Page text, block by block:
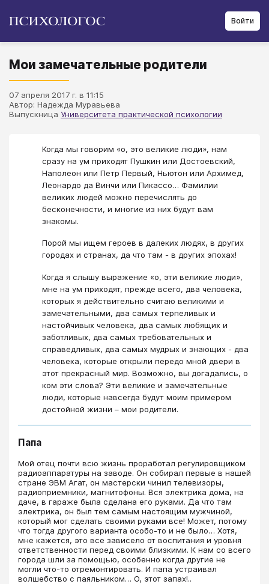
Войти
Мои замечательные родители
07 апреля 2017 г. в 11:15
Автор: Надежда Муравьева
Выпускница Университета практической психологии
Когда мы говорим «о, это великие люди», нам
сразу на ум приходят Пушкин или Достоевский,
Наполеон или Петр Первый, Ньютон или Архимед,
Леонардо да Винчи или Пикассо… Фамилии
великих людей можно перечислять до
бесконечности, и многие из них будут вам
знакомы.
Порой мы ищем героев в далеких людях, в других
городах и странах, да что там - в других эпохах!
Когда я слышу выражение «о, эти великие люди»,
мне на ум приходят, прежде всего, два человека,
которых я действительно считаю великими и
замечательными, два самых терпеливых и
настойчивых человека, два самых любящих и
заботливых, два самых требовательных и
справедливых, два самых мудрых и знающих - два
человека, которые открыли передо мной двери в
этот прекрасный мир. Возможно, вы догадались, о
ком эти слова? Эти великие и замечательные
люди, которые навсегда будут моим примером
достойной жизни – мои родители.
Папа
Мой отец почти всю жизнь проработал регулировщиком
радиоаппаратуры на заводе. Он собирал первые в нашей
стране ЭВМ Агат, он мастерски чинил телевизоры,
радиоприемники, магнитофоны. Вся электрика дома, на
даче, в гараже была сделана его руками. Да что там
электрика, он был тем самым настоящим мужчиной,
который мог сделать своими руками все! Может, потому
что тогда другого варианта особо-то и не было… Хотя,
мне кажется, это все зависело от воспитания и уровня
ответственности перед своими близкими. К нам со всего
города шли за помощью, особенно когда другие не
могли что-то отремонтировать. И папа устраивал
волшебство с паяльником… О, этот запах!..